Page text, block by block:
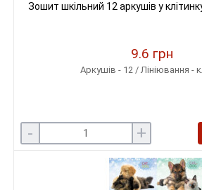
Зошит шкільний 12 аркушів у
9.6 грн
Аркушів - 12 / Лініювання -
- +